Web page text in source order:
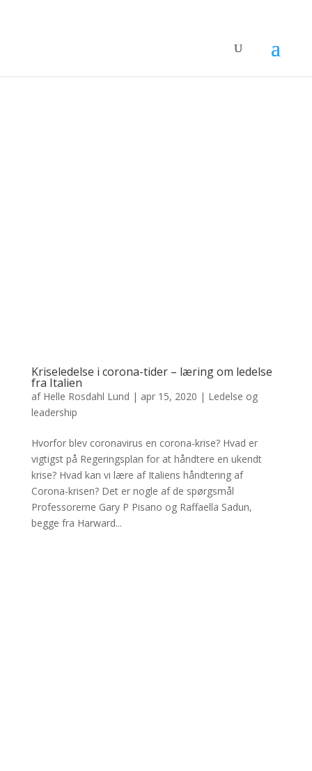
Kriseledelse i corona-tider – læring om ledelse
fra Italien
af Helle Rosdahl Lund | apr 15, 2020 | Ledelse og
leadership
Hvorfor blev coronavirus en corona-krise? Hvad er
vigtigst på Regeringsplan for at håndtere en ukendt
krise? Hvad kan vi lære af Italiens håndtering af
Corona-krisen? Det er nogle af de spørgsmål
Professorerne Gary P Pisano og Raffaella Sadun,
begge fra Harward...